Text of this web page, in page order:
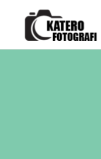
content